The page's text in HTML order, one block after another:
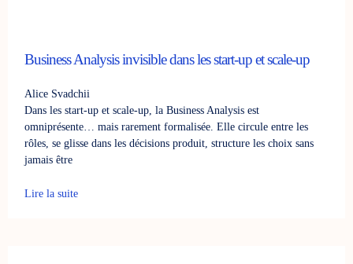
Business Analysis invisible dans les start-up et scale-up
Alice Svadchii
Dans les start-up et scale-up, la Business Analysis est
omniprésente… mais rarement formalisée. Elle circule entre les
rôles, se glisse dans les décisions produit, structure les choix sans
jamais être
Lire la suite